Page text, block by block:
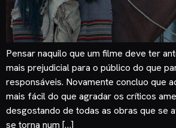
Pensar naquilo que um filme deve ter
mais prejudicial para o público do que
responsáveis. Novamente concluo que
mais fácil do que agradar os críticos
desgostando de todas as obras que se
se torna num […]